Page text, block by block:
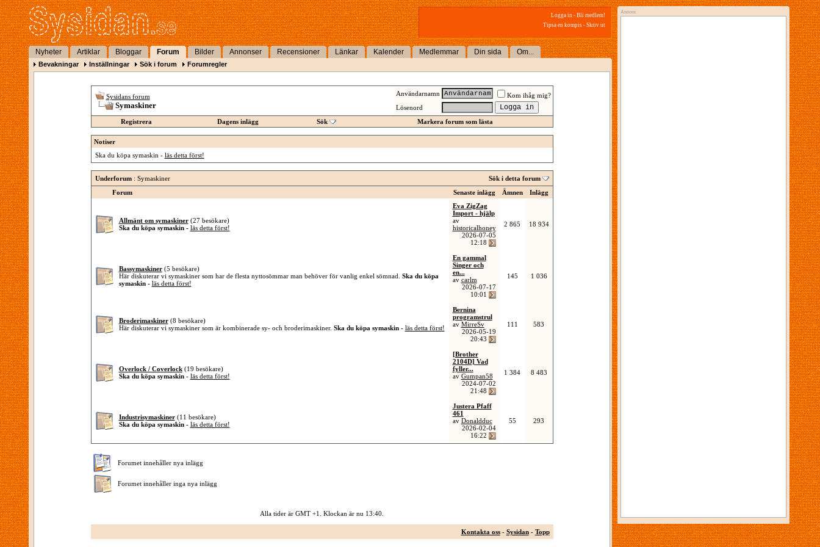
Logga in - Bli medlem!
Tipsa en kompis - Skriv ut
Nyheter Artiklar Bloggar Forum Bilder Annonser Recensioner Länkar Kalender Medlemmar Din sida Om...
Bevakningar Inställningar Sök i forum Forumregler
Sysidans forum
Symaskiner
Användarnamn
Kom ihåg mig?
Lösenord
Registrera
Dagens inlägg Sök Markera forum som lästa
Notiser
Ska du köpa symaskin - läs detta först!
Underforum: Symaskiner
Sök i detta forum
Forum
Senaste inlägg Ämnen Inlägg
Allmänt om symaskiner (27 besökare)
Ska du köpa symaskin - läs detta först!
Eva ZigZag
Import - hjälp
av
historicalhoney
2026-07-05
12:18
2 865 18 934
Bassymaskiner (5 besökare)
Här diskuterar vi symaskiner som har de flesta nyttosömmar man behöver för vanlig enkel sömnad. Ska du köpa
symaskin - läs detta först!
En gammal
Singer och
en...
av carlm
2026-07-17
10:01
145 1 036
Broderimaskiner (8 besökare)
Här diskuterar vi symaskiner som är kombinerade sy- och broderimaskiner. Ska du köpa symaskin - läs detta först!
Bernina
programstrul
av MirreSv
2026-05-19
20:43
111 583
Overlock / Coverlock (19 besökare)
Ska du köpa symaskin - läs detta först!
[Brother
2104D] Vad
fyller...
av Gumpan58
2024-07-02
21:48
1 384 8 483
Industrisymaskiner (11 besökare)
Ska du köpa symaskin - läs detta först!
Justera Pfaff
461
av Donaldduc
2026-02-04
16:22
55 293
Forumet innehåller nya inlägg
Forumet innehåller inga nya inlägg
Alla tider är GMT +1. Klockan är nu 13:40
Kontakta oss- Sysidan- Topp
Annons